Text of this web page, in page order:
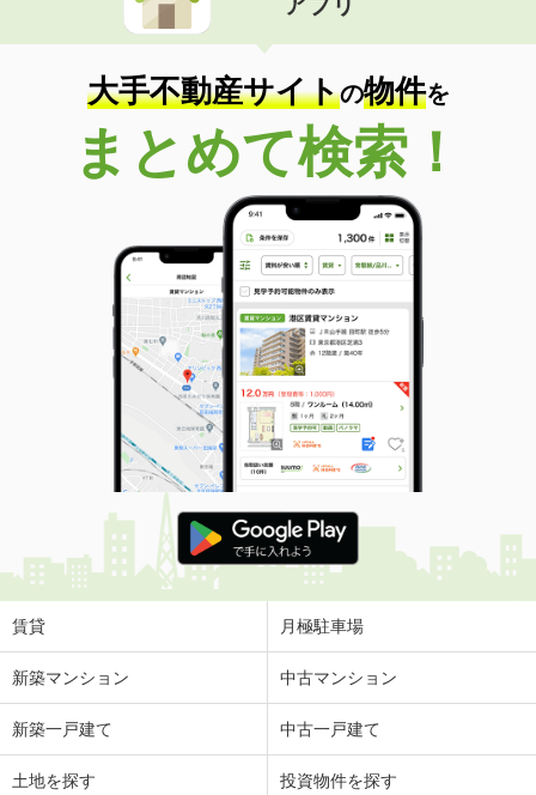
大手不動産サイトの物件を
まとめて検索！
賃貸 月極駐車場
新築マンション 中古マンション
新築一戸建て 中古一戸建て
土地を探す 投資物件を探す